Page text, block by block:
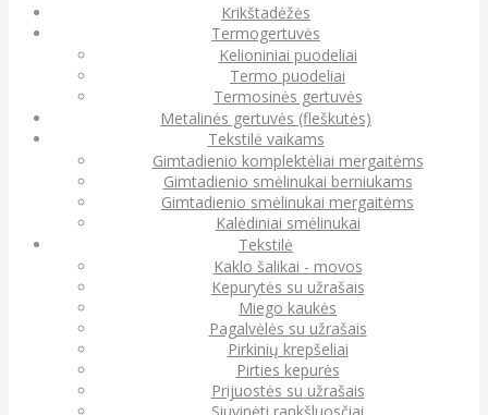
Krikštadėžės
Termogertuvės
Kelioniniai puodeliai
Termo puodeliai
Termosinės gertuvės
Metalinės gertuvės (fleškutės)
Tekstilė vaikams
Gimtadienio komplektėliai mergaitėms
Gimtadienio smėlinukai berniukams
Gimtadienio smėlinukai mergaitėms
Kalėdiniai smėlinukai
Tekstilė
Kaklo šalikai - movos
Kepurytės su užrašais
Miego kaukės
Pagalvėlės su užrašais
Pirkinių krepšeliai
Pirties kepurės
Prijuostės su užrašais
Siuvinėti rankšluosčiai